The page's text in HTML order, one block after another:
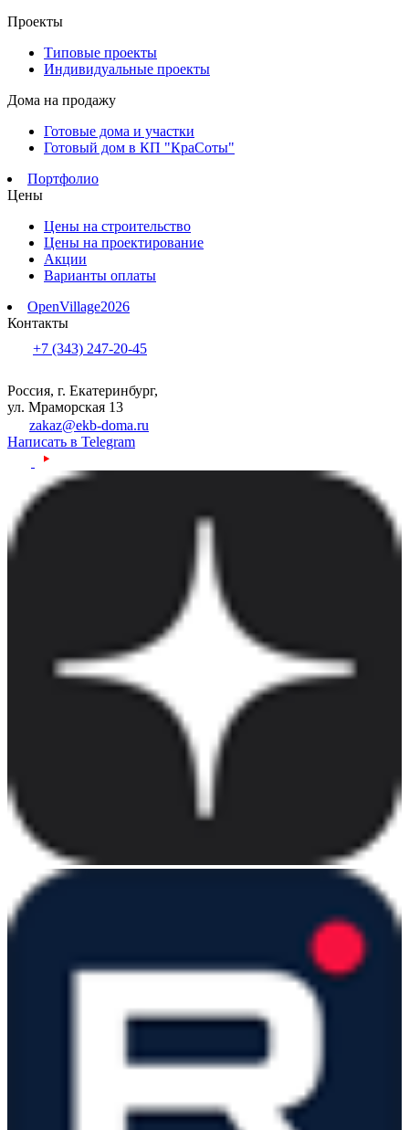
Проекты
Типовые проекты
Индивидуальные проекты
Дома на продажу
Готовые дома и участки
Готовый дом в КП "КраСоты"
Портфолио
Цены
Цены на строительство
Цены на проектирование
Акции
Варианты оплаты
OpenVillage2026
Контакты
+7 (343) 247-20-45
Россия, г. Екатеринбург,
ул. Мраморская 13
zakaz@ekb-doma.ru
Написать в Telegram